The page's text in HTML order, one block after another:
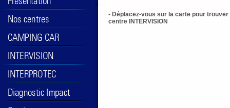
- Déplacez-vous sur la carte pour
centre INTERVISION